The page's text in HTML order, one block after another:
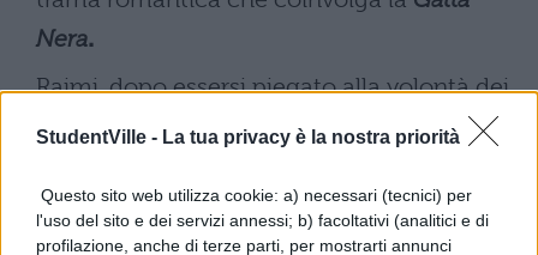
StudentVille - La tua privacy è la nostra priorità
Questo sito web utilizza cookie: a) necessari (tecnici) per
l'uso del sito e dei servizi annessi; b) facoltativi (analitici e di
profilazione, anche di terze parti, per mostrarti annunci
Nera.
Raimi, dopo essersi piegato alla volontà dei
fortemente riscattare le critiche ricevute
punto l’uscita delle sale nella pellicola slitti
all’estate-autunno del 2011 anche se i più